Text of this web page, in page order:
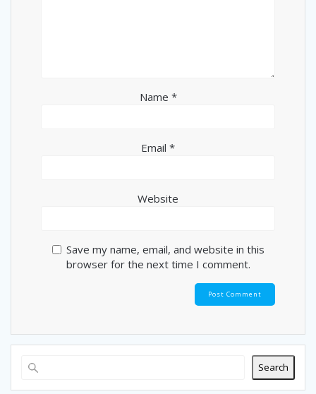
Name *
Email *
Website
Save my name, email, and website in this
browser for the next time I comment.
Search